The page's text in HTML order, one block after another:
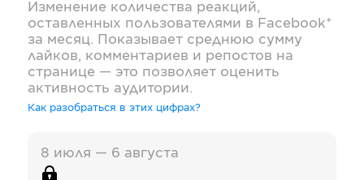
Изменение количества реакций,
оставленных пользователями в Facebook*
за месяц. Показывает среднюю сумму
лайков, комментариев и репостов на
странице — это позволяет оценить
активность аудитории.
Как разобраться в этих цифрах?
8 июля — 6 августа